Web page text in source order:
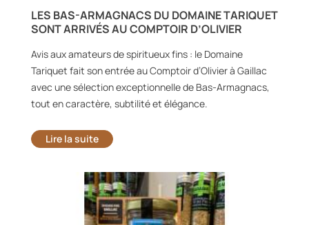
LES BAS-ARMAGNACS DU DOMAINE TARIQUET
SONT ARRIVÉS AU COMPTOIR D’OLIVIER
Avis aux amateurs de spiritueux fins : le Domaine
Tariquet fait son entrée au Comptoir d’Olivier à Gaillac
avec une sélection exceptionnelle de Bas-Armagnacs,
tout en caractère, subtilité et élégance.
Lire la suite